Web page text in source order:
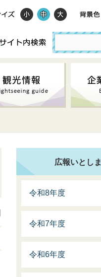
広報いとしま
令和8年度
令和7年度
令和6年度